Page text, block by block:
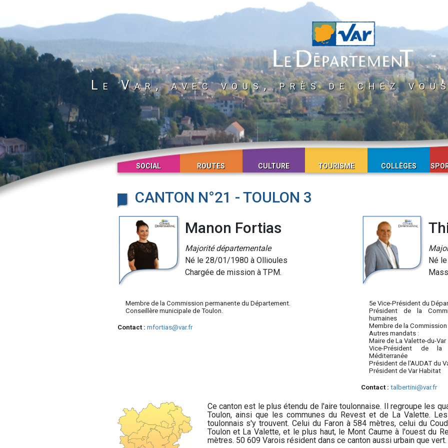
Le Var, avec vous, près de chez
SOCIAL ROUTES CULTURE TOURISME COLLÈGES
CANTON N°21 - TOULON 3
Manon Fortias
Majorité départementale
Né le 28/01/1980 à Ollioules
Chargée de mission à TPM.
Membre de la Commission permanente du Département.
Conseillère municipale de Toulon.
Contact : mfortias@var.fr
Né
5e Vice-Président du
Président de la
humaines
Membre de la
Autres mandats :
Maire de La Valette-du-Var
Vice-Président de la
Méditerranée
Président de l'AUDAT du
Président de Var Habitat
Contact : talbertini@var.fr
Ce canton est le plus étendu de l'aire toulonnaise. Il regroupe les
Toulon, ainsi que les communes du Revest et de La Valette.
toulonnais s'y trouvent. Celui du Faron à 584 mètres, celui du
Toulon et La Valette, et le plus haut, le Mont Caume à l'ouest du
mètres. 50 609 Varois résident dans ce canton aussi urbain que vert.
fenêtre de chatbot
fullscreen close